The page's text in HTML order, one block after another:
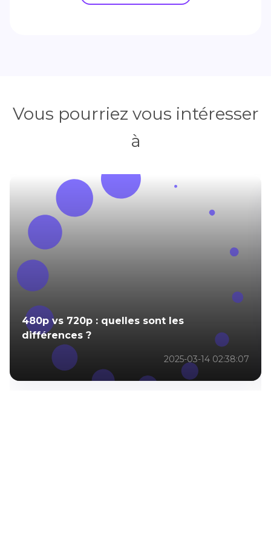
Vous pourriez vous intéresser
à
480p vs 720p : quelles sont les
différences ?
2025-03-14 02:38:07